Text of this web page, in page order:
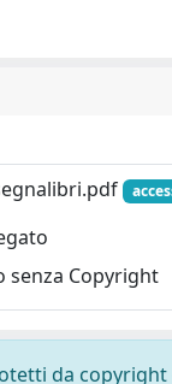
senza Copyright
da